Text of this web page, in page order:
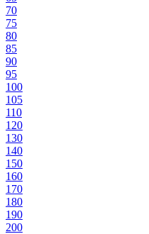
70
75
80
85
90
95
100
105
110
120
130
140
150
160
170
180
190
200